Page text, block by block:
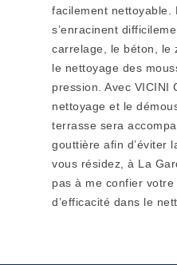
facilement nettoyable.
s’enracinent
carrelage, le béton,
le nettoyage des
pression. Avec VICINI
nettoyage et le
terrasse sera
gouttière afin d’éviter
vous résidez, à La
pas à me confier
d’efficacité dans le